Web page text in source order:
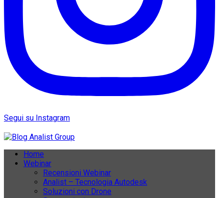
Segui su Instagram
Home
Webinar
Recensioni Webinar
Analist – Tecnologia Autodesk
Soluzioni con Drone